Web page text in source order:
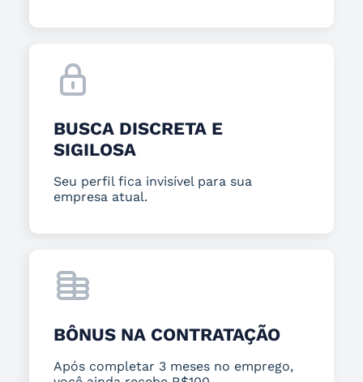
BUSCA DISCRETA E
SIGILOSA
Seu perfil fica invisível para sua
empresa atual.
BÔNUS NA CONTRATAÇÃO
Após completar 3 meses no emprego,